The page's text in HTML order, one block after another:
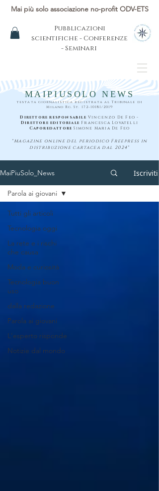
Mai più solo associazione no-profit ODV-ETS
Pubblicazioni
scientifiche - Conferenze
- Seminari
MAIPIUSOLO NEWS
testata giornalistica registrata al Tribunale di
Milano Rg. St. 172-10181 /2019
Direttore responsabile Vincenzo De Feo -
Direttore editoriale Francesca Lovatelli
Caporedattore Simone Maria De Feo
"Magazine online del periodico Freepress in
distribuzione cartacea dal 2024"
MaiPiuSolo_News Iscriviti
Tutti gli articoli
Tecnologia oggi
La rete e i rischi
che causa
Moda e curiosità
Tecnologia buon
uso
dalla redazione
Parola ai giovani
L'esperto risponde
Notizie dal mondo
Parola ai giovani